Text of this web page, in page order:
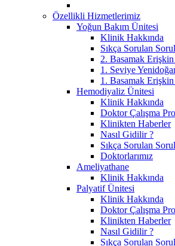
Özellikli Hizmetlerimiz
Yoğun Bakım Ünitesi
Klinik Hakkında
Sıkça Sorulan
2. Basamak
1. Seviye
1. Basamak Erişkin
Hemodiyaliz Ünitesi
Klinik Hakkında
Doktor Çalışma
Klinikten Haberler
Nasıl Gidilir ?
Sıkça Sorulan
Doktorlarımız
Ameliyathane
Klinik Hakkında
Palyatif Ünitesi
Klinik Hakkında
Doktor Çalışma
Klinikten Haberler
Nasıl Gidilir ?
Sıkça Sorulan